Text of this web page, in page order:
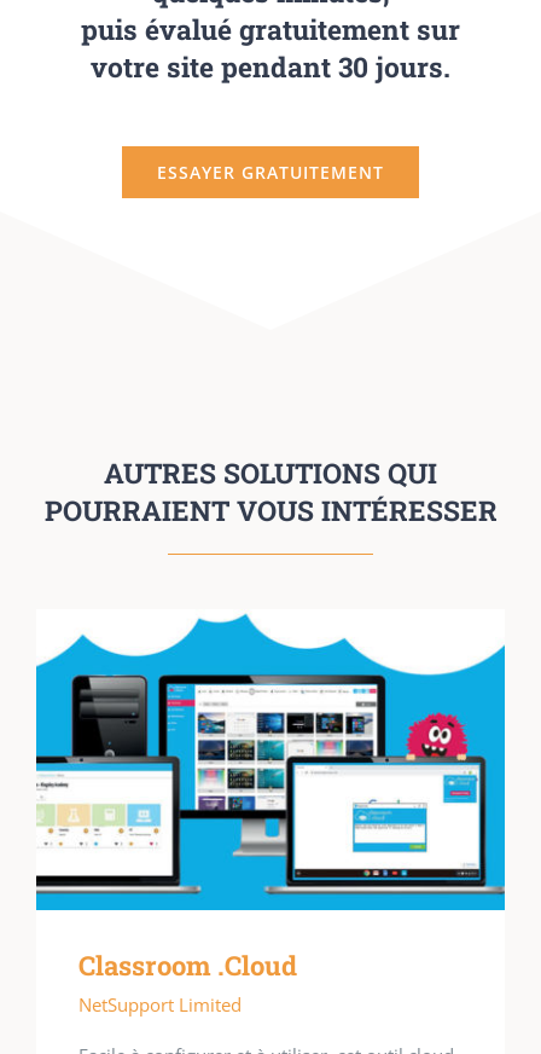
puis évalué gratuitement sur
votre site pendant 30 jours.
ESSAYER GRATUITEMENT
AUTRES SOLUTIONS QUI
POURRAIENT VOUS INTÉRESSER
Classroom .Cloud
NetSupport Limited